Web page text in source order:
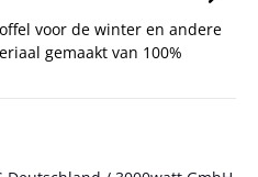
voor de winter en andere
gemaakt van 100%